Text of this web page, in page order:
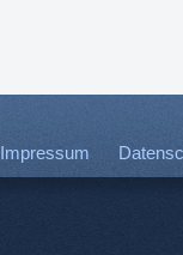
Impressum